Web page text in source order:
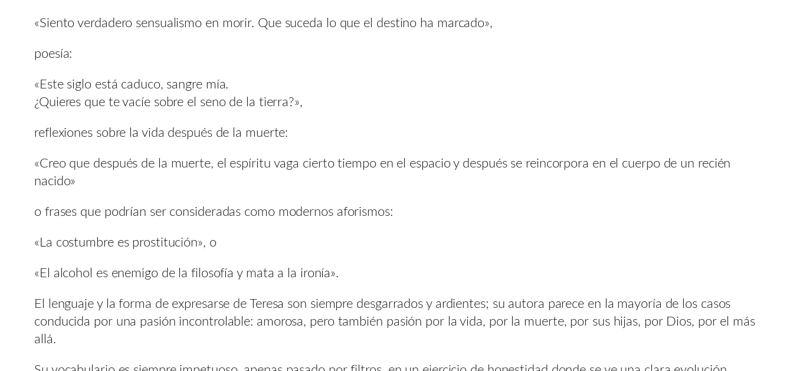
«Siento verdadero sensualismo en morir. Que suceda lo que el destino ha marcado»,
poesía:
«Este siglo está caduco, sangre mía.
¿Quieres que te vacíe sobre el seno de la tierra?»,
reflexiones sobre la vida después de la muerte:
«Creo que después de la muerte, el espíritu vaga cierto tiempo en el espacio y después se reincorpora en el cuerpo de un recién
nacido»
o frases que podrían ser consideradas como modernos aforismos:
«La costumbre es prostitución», o
«El alcohol es enemigo de la filosofía y mata a la ironía».
El lenguaje y la forma de expresarse de Teresa son siempre desgarrados y ardientes; su autora parece en la mayoría de los casos
conducida por una pasión incontrolable: amorosa, pero también pasión por la vida, por la muerte, por sus hijas, por Dios, por el más
allá.